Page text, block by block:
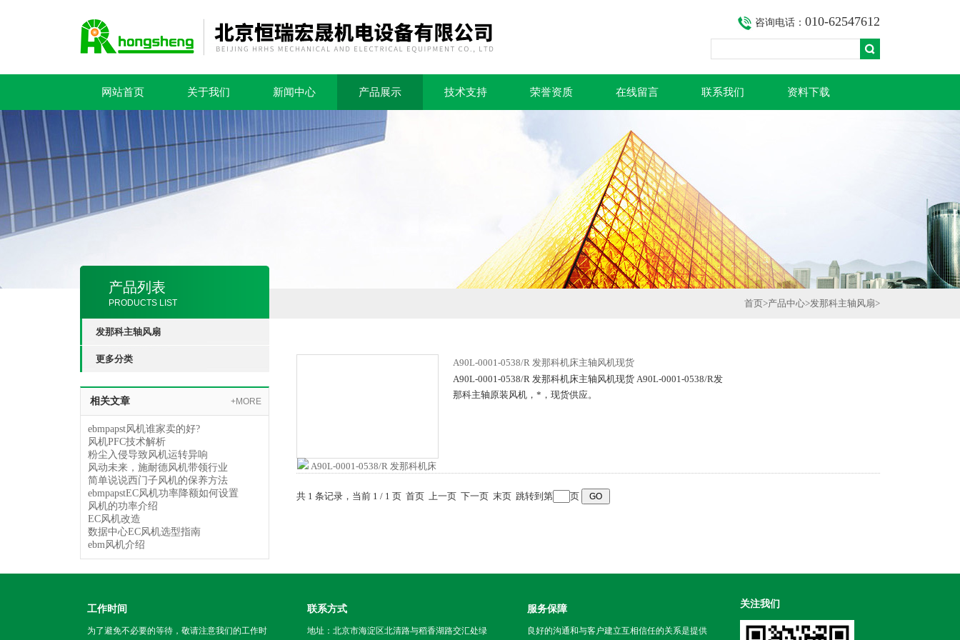
咨询电话： 010-62547612
网站首页 关于我们 新闻中心 产品展示 技术支持 荣誉资质 在线留言 联系我们 资料下载
产品列表
PRODUCTS LIST
发那科主轴风扇
更多分类
相关文章 +MORE
ebmpapst风机谁家卖的好?
风机PFC技术解析
粉尘入侵导致风机运转异响
风动未来，施耐德风机带领行业
简单说说西门子风机的保养方法
ebmpapstEC风机功率降额如何设置
风机的功率介绍
EC风机改造
数据中心EC风机选型指南
ebm风机介绍
首页>产品中心>发那科主轴风扇>
A90L-0001-0538/R 发那科机床主轴风机现货
A90L-0001-0538/R 发那科机床主轴风机现货 A90L-0001-0538/R发
那科主轴原装风机，*，现货供应。
共 1 条记录，当前 1 / 1 页 首页 上一页 下一页 末页 跳转到第 页
工作时间
为了避免不必要的等待，敬请注意我们的工作时
联系方式
地址：北京市海淀区北清路与稻香湖路交汇处绿
服务保障
良好的沟通和与客户建立互相信任的关系是提供
关注我们